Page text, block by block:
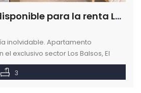
Apartamento disponible para la renta Los Balsos en Medellín
inolvidable. Apartamento
exclusivo sector Los Balsos, El
comodidad y perfecta ubicación.
3